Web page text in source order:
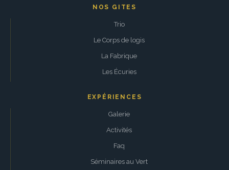
NOS GITES
Trio
Le Corps de logis
La Fabrique
Les Écuries
EXPÉRIENCES
Galerie
Activités
Faq
Séminaires au Vert